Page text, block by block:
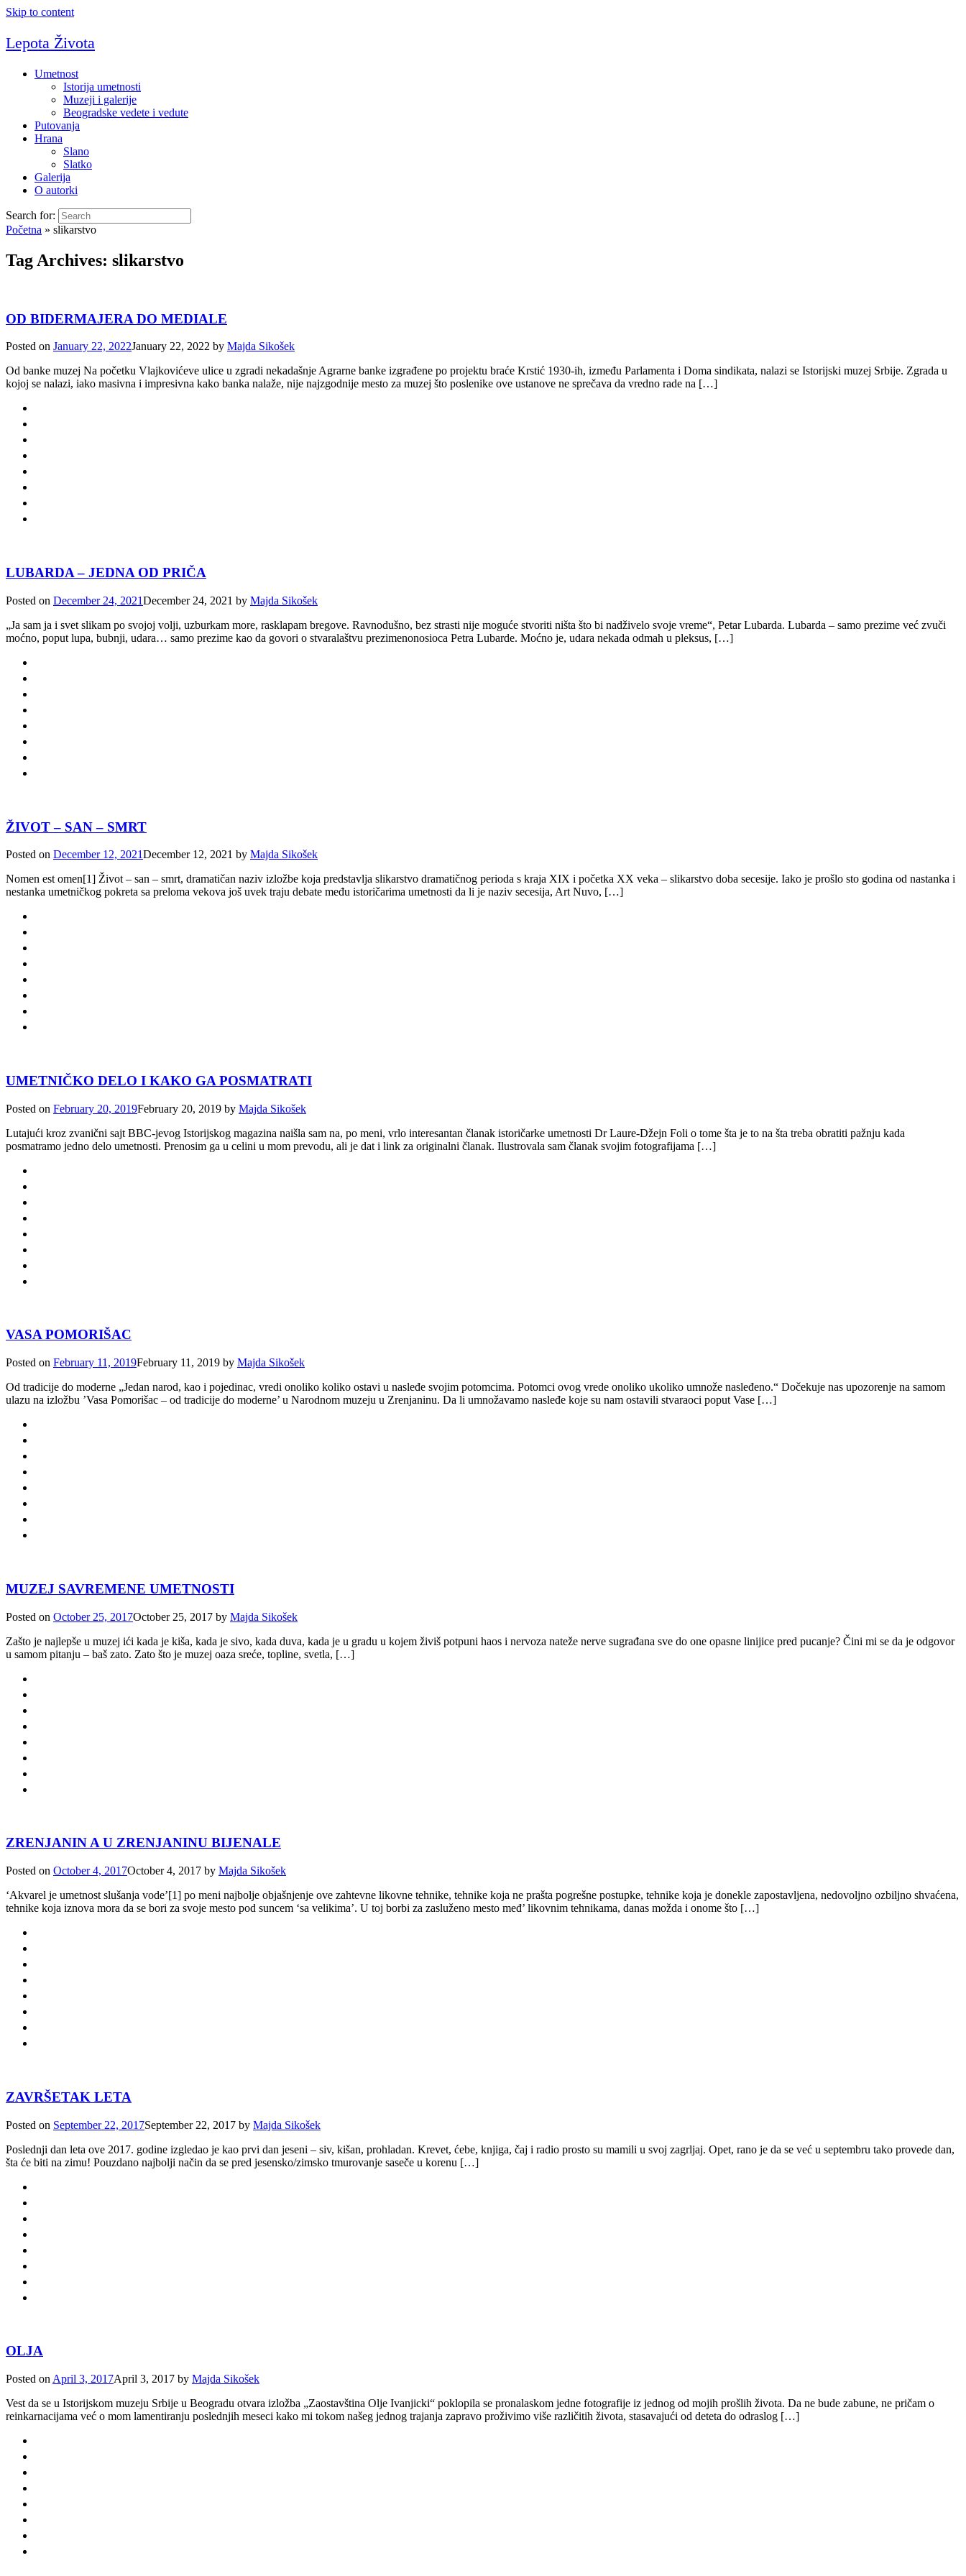
Skip to content
Lepota Života
Umetnost
Istorija umetnosti
Muzeji i galerije
Beogradske vedete i vedute
Putovanja
Hrana
Slano
Slatko
Galerija
O autorki
Search for:
Početna » slikarstvo
Tag Archives: slikarstvo
OD BIDERMAJERA DO MEDIALE
Posted on January 22, 2022January 22, 2022 by Majda Sikošek
Od banke muzej Na početku Vlajkovićeve ulice u zgradi nekadašnje Agrarne banke izgrađene po projektu braće Krstić 1930-ih, između Parlamenta i Doma sindikata, nalazi se Istorijski muzej Srbije. Zgrada u
kojoj se nalazi, iako masivna i impresivna kako banka nalaže, nije najzgodnije mesto za muzej što poslenike ove ustanove ne sprečava da vredno rade na […]
LUBARDA – JEDNA OD PRIČA
Posted on December 24, 2021December 24, 2021 by Majda Sikošek
„Ja sam ja i svet slikam po svojoj volji, uzburkam more, rasklapam bregove. Ravnodušno, bez strasti nije moguće stvoriti ništa što bi nadživelo svoje vreme“, Petar Lubarda. Lubarda – samo prezime već zvuči
moćno, poput lupa, bubnji, udara… samo prezime kao da govori o stvaralaštvu prezimenonosioca Petra Lubarde. Moćno je, udara nekada odmah u pleksus, […]
ŽIVOT – SAN – SMRT
Posted on December 12, 2021December 12, 2021 by Majda Sikošek
Nomen est omen[1] Život – san – smrt, dramatičan naziv izložbe koja predstavlja slikarstvo dramatičnog perioda s kraja XIX i početka XX veka – slikarstvo doba secesije. Iako je prošlo sto godina od nastanka i
nestanka umetničkog pokreta sa preloma vekova još uvek traju debate među istoričarima umetnosti da li je naziv secesija, Art Nuvo, […]
UMETNIČKO DELO I KAKO GA POSMATRATI
Posted on February 20, 2019February 20, 2019 by Majda Sikošek
Lutajući kroz zvanični sajt BBC-jevog Istorijskog magazina naišla sam na, po meni, vrlo interesantan članak istoričarke umetnosti Dr Laure-Džejn Foli o tome šta je to na šta treba obratiti pažnju kada
posmatramo jedno delo umetnosti. Prenosim ga u celini u mom prevodu, ali je dat i link za originalni članak. Ilustrovala sam članak svojim fotografijama […]
VASA POMORIŠAC
Posted on February 11, 2019February 11, 2019 by Majda Sikošek
Od tradicije do moderne „Jedan narod, kao i pojedinac, vredi onoliko koliko ostavi u nasleđe svojim potomcima. Potomci ovog vrede onoliko ukoliko umnože nasleđeno.“ Dočekuje nas upozorenje na samom
ulazu na izložbu ’Vasa Pomorišac – od tradicije do moderne’ u Narodnom muzeju u Zrenjaninu. Da li umnožavamo nasleđe koje su nam ostavili stvaraoci poput Vase […]
MUZEJ SAVREMENE UMETNOSTI
Posted on October 25, 2017October 25, 2017 by Majda Sikošek
Zašto je najlepše u muzej ići kada je kiša, kada je sivo, kada duva, kada je u gradu u kojem živiš potpuni haos i nervoza nateže nerve sugrađana sve do one opasne linijice pred pucanje? Čini mi se da je odgovor
u samom pitanju – baš zato. Zato što je muzej oaza sreće, topline, svetla, […]
ZRENJANIN A U ZRENJANINU BIJENALE
Posted on October 4, 2017October 4, 2017 by Majda Sikošek
‘Akvarel je umetnost slušanja vode’[1] po meni najbolje objašnjenje ove zahtevne likovne tehnike, tehnike koja ne prašta pogrešne postupke, tehnike koja je donekle zapostavljena, nedovoljno ozbiljno shvaćena,
tehnike koja iznova mora da se bori za svoje mesto pod suncem ‘sa velikima’. U toj borbi za zasluženo mesto međ’ likovnim tehnikama, danas možda i onome što […]
ZAVRŠETAK LETA
Posted on September 22, 2017September 22, 2017 by Majda Sikošek
Poslednji dan leta ove 2017. godine izgledao je kao prvi dan jeseni – siv, kišan, prohladan. Krevet, ćebe, knjiga, čaj i radio prosto su mamili u svoj zagrljaj. Opet, rano je da se već u septembru tako provede dan,
šta će biti na zimu! Pouzdano najbolji način da se pred jesensko/zimsko tmurovanje saseče u korenu […]
OLJA
Posted on April 3, 2017April 3, 2017 by Majda Sikošek
Vest da se u Istorijskom muzeju Srbije u Beogradu otvara izložba „Zaostavština Olje Ivanjicki“ poklopila se pronalaskom jedne fotografije iz jednog od mojih prošlih života. Da ne bude zabune, ne pričam o
reinkarnacijama već o mom lamentiranju poslednjih meseci kako mi tokom našeg jednog trajanja zapravo proživimo više različitih života, stasavajući od deteta do odraslog […]